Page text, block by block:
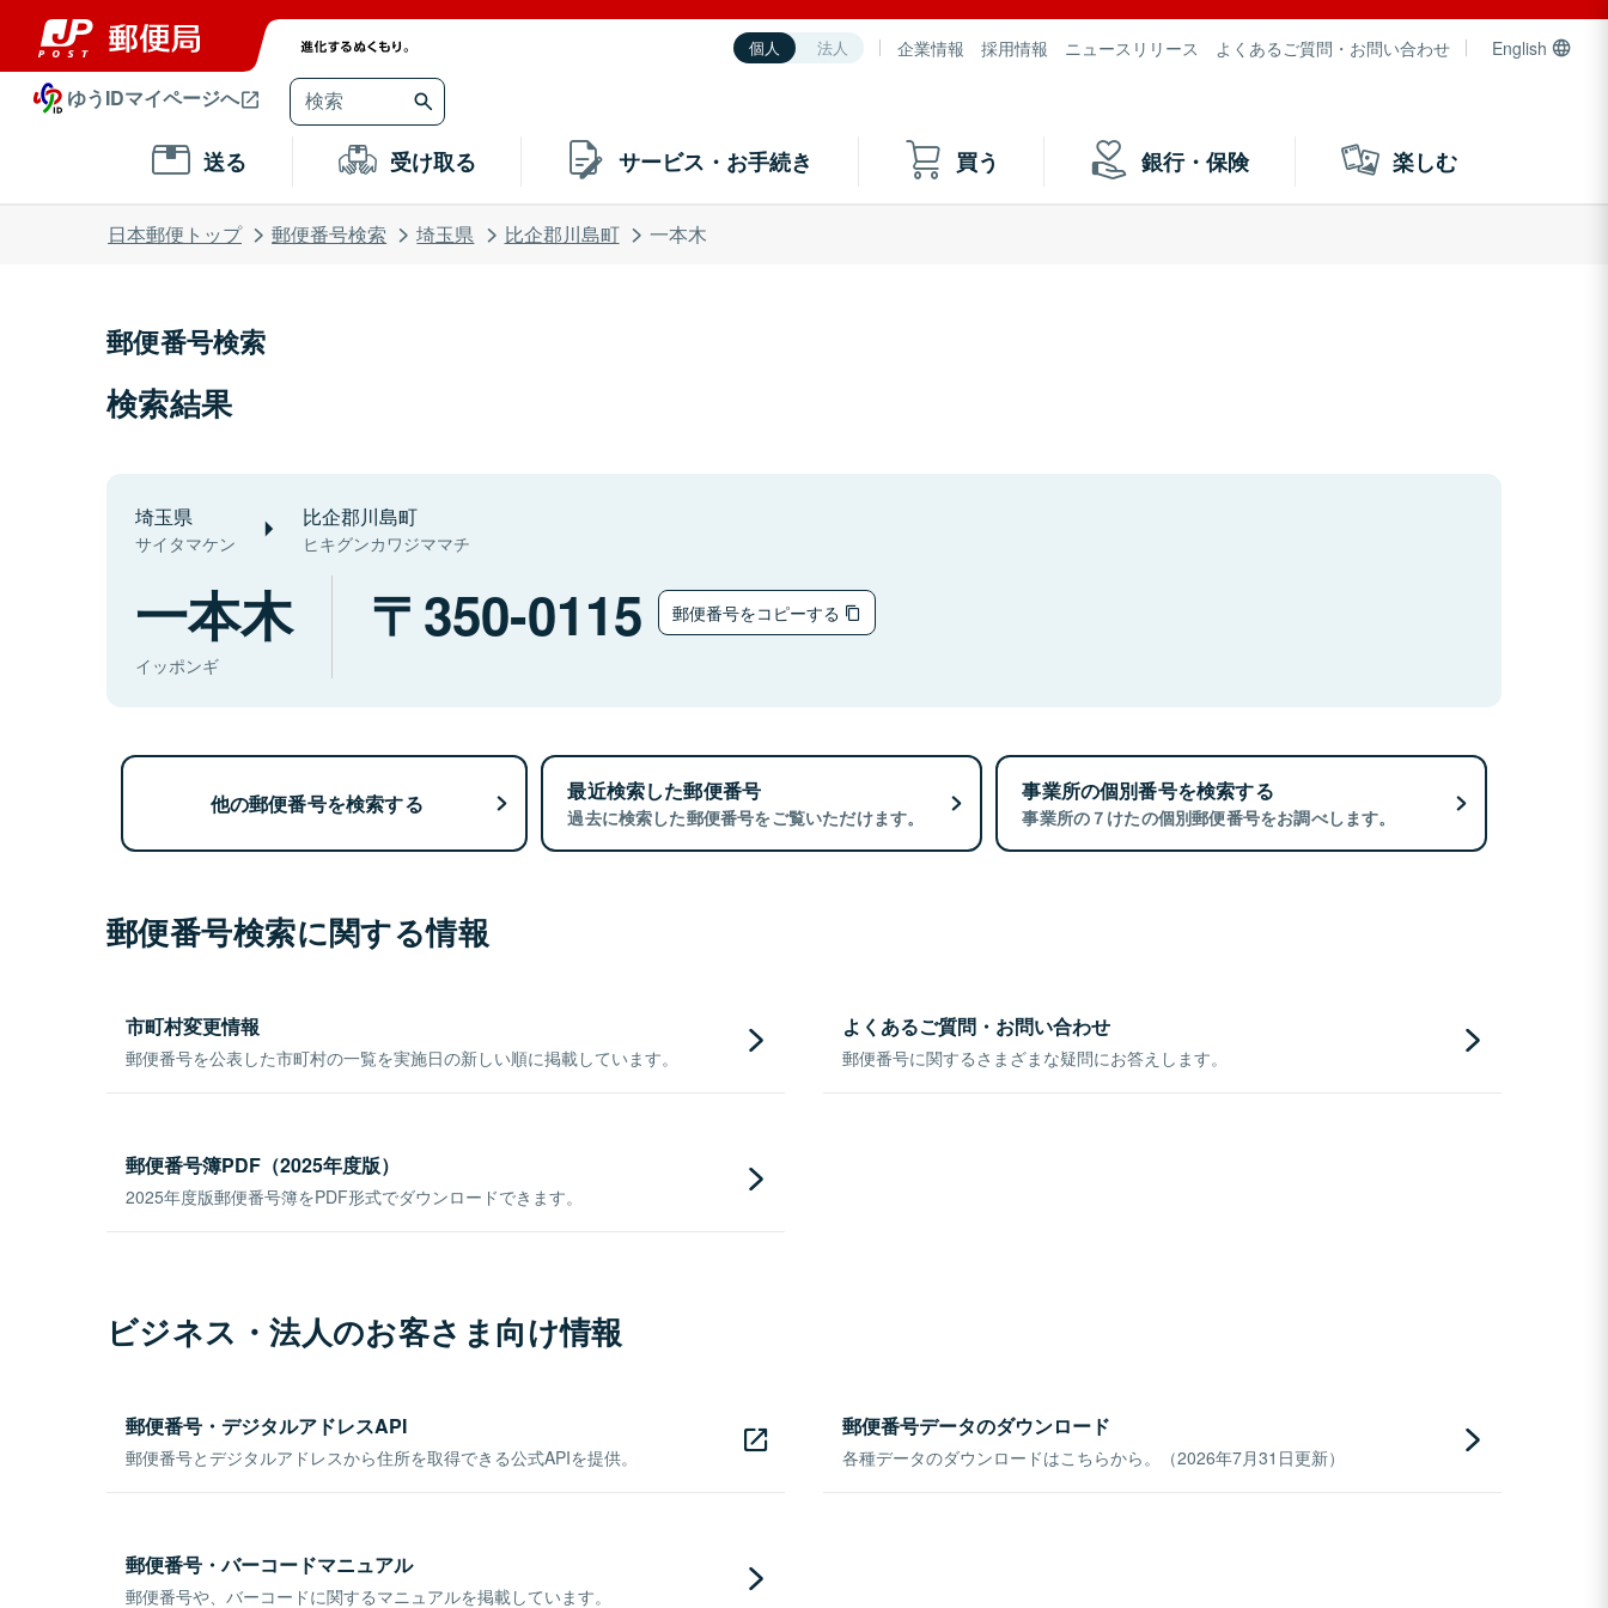
個人 法人 企業情報 採用情報 ニュースリリース よくあるご質問・お問い合わせ English
ゆうIDマイページへ
送る 受け取る サービス・お手続き 買う 銀行・保険 楽しむ
日本郵便トップ 郵便番号検索 埼玉県 比企郡川島町 一本木
郵便番号検索
検索結果
埼玉県
サイタマケン
比企郡川島町
ヒキグンカワジママチ
一本木
イッポンギ
350-0115 郵便番号をコピーする
他の郵便番号を検索する 最近検索した郵便番号
過去に検索した郵便番号をご覧いただけます。
事業所の個別番号を検索する
事業所の７けたの個別郵便番号をお調べします。
郵便番号検索に関する情報
市町村変更情報
郵便番号を公表した市町村の一覧を実施日の新しい順に掲載しています。
よくあるご質問・お問い合わせ
郵便番号に関するさまざまな疑問にお答えします。
郵便番号簿PDF（2025年度版）
2025年度版郵便番号簿をPDF形式でダウンロードできます。
ビジネス・法人のお客さま向け情報
郵便番号・デジタルアドレスAPI
郵便番号とデジタルアドレスから住所を取得できる公式APIを提供。
郵便番号データのダウンロード
各種データのダウンロードはこちらから。（2026年7月31日更新）
郵便番号・バーコードマニュアル
郵便番号や、バーコードに関するマニュアルを掲載しています。